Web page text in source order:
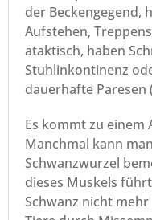
der Beckengegend,
Aufstehen,
ataktisch, haben
Stuhlinkontinenz
dauerhafte Paresen
Es kommt zu einem
Manchmal kann
Schwanzwurzel
dieses Muskels
Schwanz nicht